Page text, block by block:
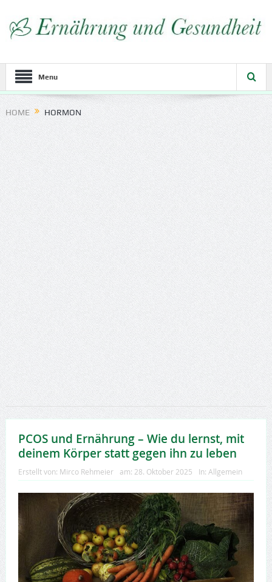
Menu
HOME HORMON
PCOS und Ernährung – Wie du lernst, mit
deinem Körper statt gegen ihn zu leben
Erstellt von: Mirco Rehmeier am: 28. Oktober 2025 In: Allgemein